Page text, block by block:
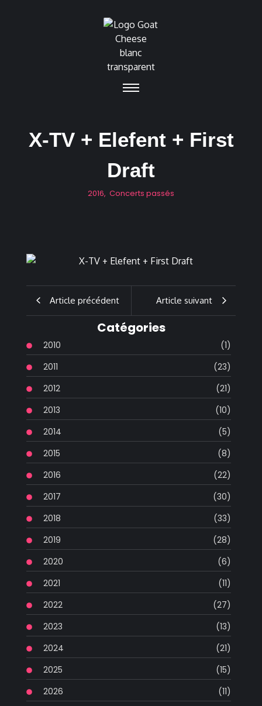
X-TV + Elefent + First
Draft
2016, Concerts passés
Article précédent Article suivant
Catégories
2010
(1)
2011
(23)
2012
(21)
2013
(10)
2014
(5)
2015
(8)
2016
(22)
2017
(30)
2018
(33)
2019
(28)
2020
(6)
2021
(11)
2022
(27)
2023
(13)
2024
(21)
2025
(15)
2026
(11)